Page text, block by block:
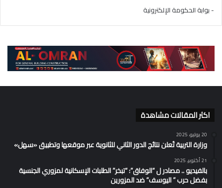
- بوابة الحكومة الإلكترونية
اكثر المقالات مشاهدة
20 يوليو، 2025
وزارة التربية تُعلن نتائج الدور الثاني للثانوية عبر موقعها وتطبيق «سهل»
21 أكتوبر، 2025
بالفيديو .. مصادر ل “الوفاق”: “تبخر” الطلبات الإسكانية لمزوري الجنسية
بفضل حرب ” اليوسف” ضد المزورين